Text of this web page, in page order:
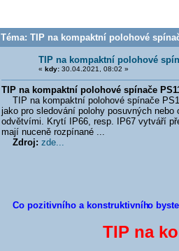
Téma: TIP na kompaktní polohové
TIP na kompaktní polohové
« kdy:30.04.2021, 08:02 »
TIP na kompaktní polohové spínače
TIP na kompaktní polohové spínače
jako pro sledování polohy posuvných
odvětvími. Krytí IP66, resp. IP67 vytváří
mají nuceně rozpínané ...
Zdroj: zde...
Co pozitivního a konstruktivního
TIP na